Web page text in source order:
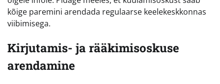
kõige paremini arendada regulaarse keelekeskkonnas
viibimisega.
Kirjutamis- ja rääkimisoskuse
arendamine